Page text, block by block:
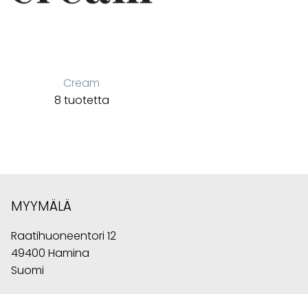
Cream
8 tuotetta
MYYMÄLÄ
Raatihuoneentori 12
49400 Hamina
Suomi